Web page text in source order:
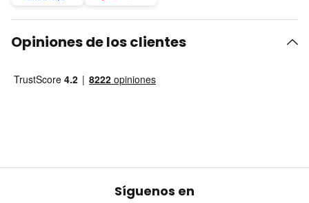
Opiniones de los clientes
Síguenos en